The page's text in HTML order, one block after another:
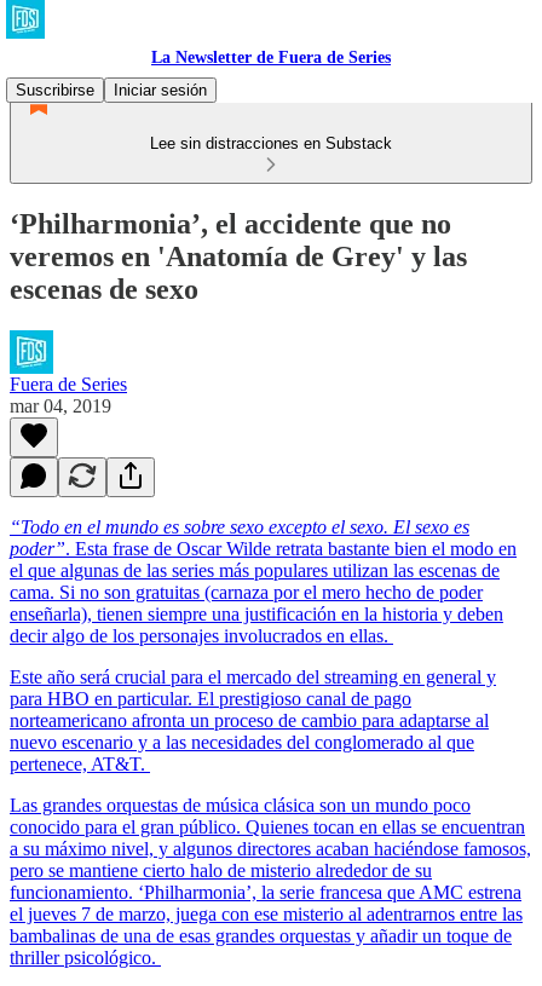
La Newsletter de Fuera de Series
Suscribirse
Iniciar sesión
Lee sin distracciones en Substack
‘Philharmonia’, el accidente que no
veremos en 'Anatomía de Grey' y las
escenas de sexo
Fuera de Series
mar 04, 2019
“Todo en el mundo es sobre sexo excepto el sexo. El sexo es
poder”. Esta frase de Oscar Wilde retrata bastante bien el modo en
el que algunas de las series más populares utilizan las escenas de
cama. Si no son gratuitas (carnaza por el mero hecho de poder
enseñarla), tienen siempre una justificación en la historia y deben
decir algo de los personajes involucrados en ellas.
Este año será crucial para el mercado del streaming en general y
para HBO en particular. El prestigioso canal de pago
norteamericano afronta un proceso de cambio para adaptarse al
nuevo escenario y a las necesidades del conglomerado al que
pertenece, AT&T.
Las grandes orquestas de música clásica son un mundo poco
conocido para el gran público. Quienes tocan en ellas se encuentran
a su máximo nivel, y algunos directores acaban haciéndose famosos,
pero se mantiene cierto halo de misterio alrededor de su
funcionamiento. ‘Philharmonia’, la serie francesa que AMC estrena
el jueves 7 de marzo, juega con ese misterio al adentrarnos entre las
bambalinas de una de esas grandes orquestas y añadir un toque de
thriller psicológico.